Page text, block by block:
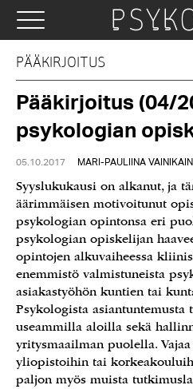
PÄÄKIRJOITUS
Pääkirjoitus (04/
psykologian
05.10.2017 MARI-PAULIINA
Syyslukukausi on alkanut, ja
äärimmäisen motivoitunut
psykologian opintonsa eri
psykologian opiskelijan
opintojen alkuvaiheessa
enemmistö valmistuneista
asiakastyöhön kuntien tai
Psykologista
useammilla aloilla sekä
yritysmaailman puolella.
yliopistoihin tai
paljon myös muista